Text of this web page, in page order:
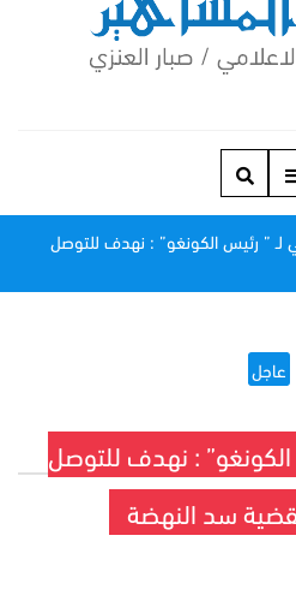
لـ ” رئيس الكونغو” : نهدف للتوصل
عاجل
: نهدف للتوصل
سد النهضة